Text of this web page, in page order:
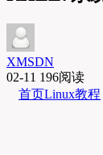
XMSDN
02-11 196阅读
首页Linux教程